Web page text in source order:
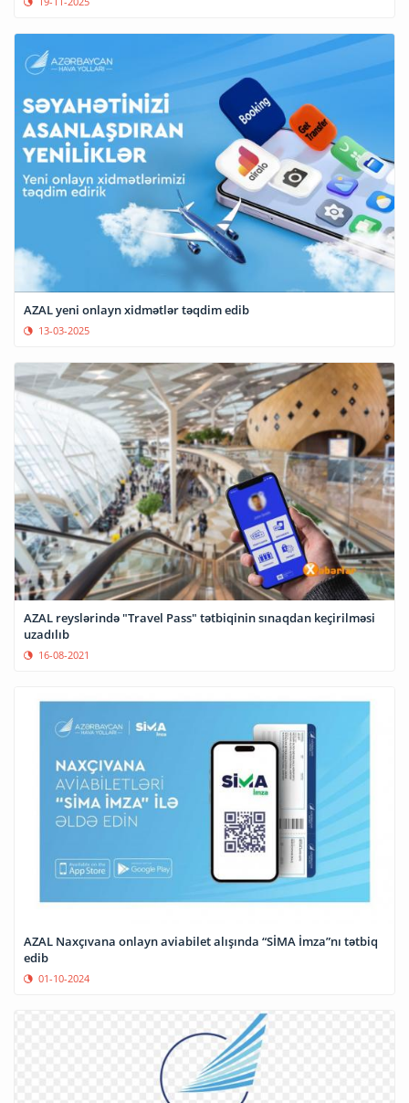
AZAL yeni onlayn xidmətlər təqdim edib
13-03-2025
AZAL reyslərində "Travel Pass" tətbiqinin sınaqdan keçirilməsi
uzadılıb
16-08-2021
AZAL Naxçıvana onlayn aviabilet alışında “SİMA İmza”nı tətbiq
edib
01-10-2024